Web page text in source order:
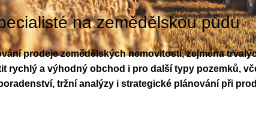
na zemědělskou půdu
prodeje zemědělských nemovitostí, zejména
rychlý a výhodný obchod i pro další typy pozemků,
tržní analýzy i strategické plánování při